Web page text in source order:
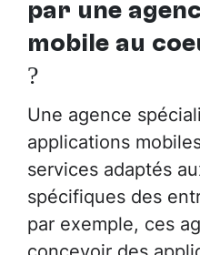
par une
mobile au
?
Une agence
applications
services adaptés
spécifiques des
par exemple, ces